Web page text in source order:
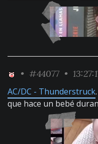
• #44077 •
AC/DC - Thunderstruck
que hace un bebé